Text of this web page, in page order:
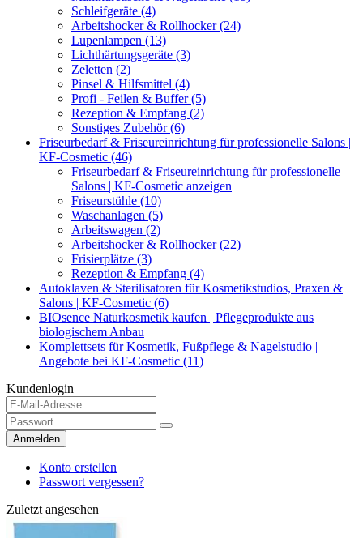
Schleifgeräte (4)
Arbeitshocker & Rollhocker (24)
Lupenlampen (13)
Lichthärtungsgeräte (3)
Zeletten (2)
Pinsel & Hilfsmittel (4)
Profi - Feilen & Buffer (5)
Rezeption & Empfang (2)
Sonstiges Zubehör (6)
Friseurbedarf & Friseureinrichtung für professionelle Salons |
KF-Cosmetic (46)
Friseurbedarf & Friseureinrichtung für professionelle
Salons | KF-Cosmetic anzeigen
Friseurstühle (10)
Waschanlagen (5)
Arbeitswagen (2)
Arbeitshocker & Rollhocker (22)
Frisierplätze (3)
Rezeption & Empfang (4)
Autoklaven & Sterilisatoren für Kosmetikstudios, Praxen &
Salons | KF-Cosmetic (6)
BIOsence Naturkosmetik kaufen | Pflegeprodukte aus
biologischem Anbau
Komplettsets für Kosmetik, Fußpflege & Nagelstudio |
Angebote bei KF-Cosmetic (11)
Kundenlogin
Anmelden
Konto erstellen
Passwort vergessen?
Zuletzt angesehen